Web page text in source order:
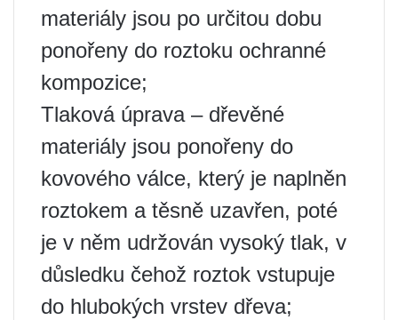
materiály jsou po určitou dobu
ponořeny do roztoku ochranné
kompozice;
Tlaková úprava – dřevěné
materiály jsou ponořeny do
kovového válce, který je naplněn
roztokem a těsně uzavřen, poté
je v něm udržován vysoký tlak, v
důsledku čehož roztok vstupuje
do hlubokých vrstev dřeva;